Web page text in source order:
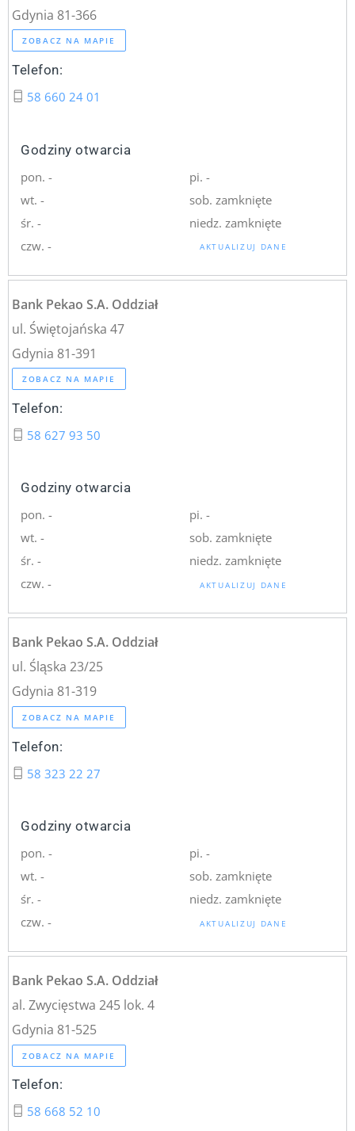
Gdynia 81-366
ZOBACZ NA MAPIE
Telefon:
58 660 24 01
Godziny otwarcia
pon. -
wt. -
śr. -
czw. -
pi. -
sob. zamknięte
niedz. zamknięte
AKTUALIZUJ DANE
Bank Pekao S.A. Oddział
ul. Świętojańska 47
Gdynia 81-391
ZOBACZ NA MAPIE
Telefon:
58 627 93 50
Godziny otwarcia
pon. -
wt. -
śr. -
czw. -
pi. -
sob. zamknięte
niedz. zamknięte
AKTUALIZUJ DANE
Bank Pekao S.A. Oddział
ul. Śląska 23/25
Gdynia 81-319
ZOBACZ NA MAPIE
Telefon:
58 323 22 27
Godziny otwarcia
pon. -
wt. -
śr. -
czw. -
pi. -
sob. zamknięte
niedz. zamknięte
AKTUALIZUJ DANE
Bank Pekao S.A. Oddział
al. Zwycięstwa 245 lok. 4
Gdynia 81-525
ZOBACZ NA MAPIE
Telefon:
58 668 52 10